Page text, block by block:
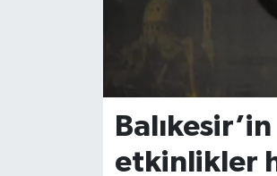
etkinlikler
KENT GÜNDEMİ